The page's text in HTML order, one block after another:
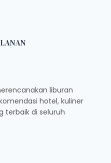
liburan
hotel, kuliner
terbaik di seluruh